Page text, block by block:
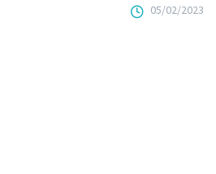
05/02/2023